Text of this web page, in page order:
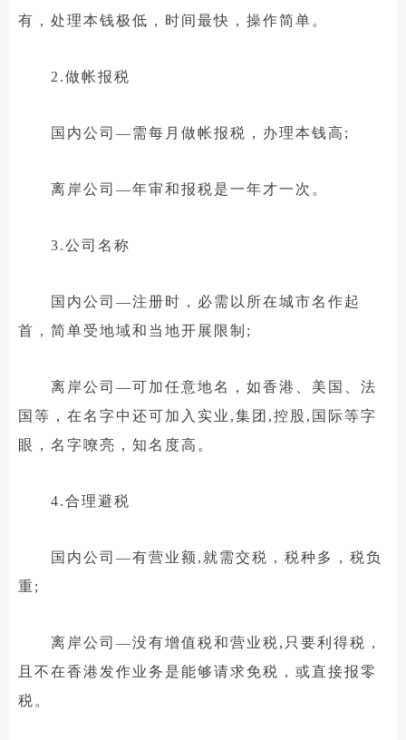
有，处理本钱极低，时间最快，操作简单。
2.做帐报税
国内公司—需每月做帐报税，办理本钱高;
离岸公司—年审和报税是一年才一次。
3.公司名称
国内公司—注册时，必需以所在城市名作起
首，简单受地域和当地开展限制;
离岸公司—可加任意地名，如香港、美国、法
国等，在名字中还可加入实业,集团,控股,国际等字
眼，名字嘹亮，知名度高。
4.合理避税
国内公司—有营业额,就需交税，税种多，税负
重;
离岸公司—没有增值税和营业税,只要利得税，
且不在香港发作业务是能够请求免税，或直接报零
税。